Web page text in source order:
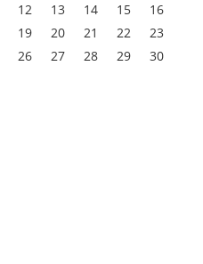
12 13 14 15
16
19 20 21 22
23
26 27 28 29
30